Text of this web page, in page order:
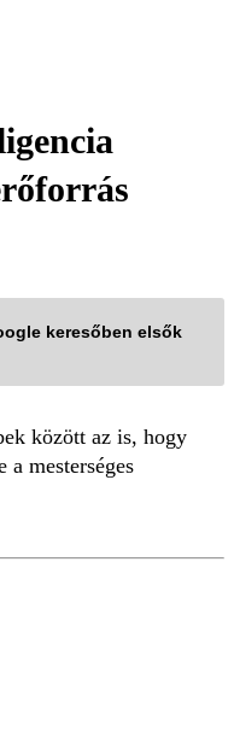
keresőben elsők
között az is, hogy
a mesterséges